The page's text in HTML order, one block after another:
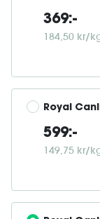
369:-
184,50 kr/
Royal
599:-
149,75 kr/